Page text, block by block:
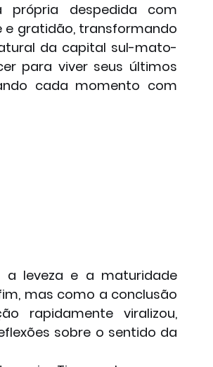
própria despedida com
e gratidão, transformando
da capital sul-mato-
para viver seus últimos
cada momento com
a leveza e a maturidade
mas como a conclusão
rapidamente viralizou,
sobre o sentido da